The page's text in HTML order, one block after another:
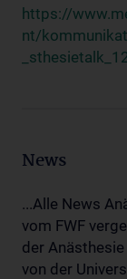
https://
nt/
News
...Alle News
vom FWF
der
von der